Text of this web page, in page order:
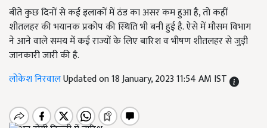
बीते कुछ दिनों से कई इलाकों में ठंड का असर कम हुआ है, तो कहीं
शीतलहर की भयानक प्रकोप की स्थिति भी बनी हुई है. ऐसे में मौसम विभाग
ने आने वाले समय में कई राज्यों के लिए बारिश व भीषण शीतलहर से जुड़ी
जानकारी जारी की है.
लोकेश निरवालUpdated on 18 January, 2023 11:54 AM IST